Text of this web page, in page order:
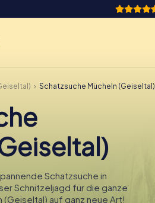
Schatzsuche Mücheln (Geiseltal)
Schatzsuche in
Schnitzeljagd für die ganze
(Geiseltal) auf ganz neue Art!